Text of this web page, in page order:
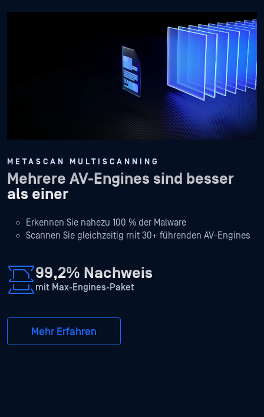
METASCAN MULTISCANNING
Mehrere AV-Engines sind besser
als einer
Erkennen Sie nahezu 100 % der Malware
Scannen Sie gleichzeitig mit 30+ führenden AV-Engines
99,2% Nachweis
mit Max-Engines-Paket
Mehr Erfahren